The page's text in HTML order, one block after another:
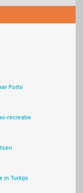
Porto
recreatie
in Turkije